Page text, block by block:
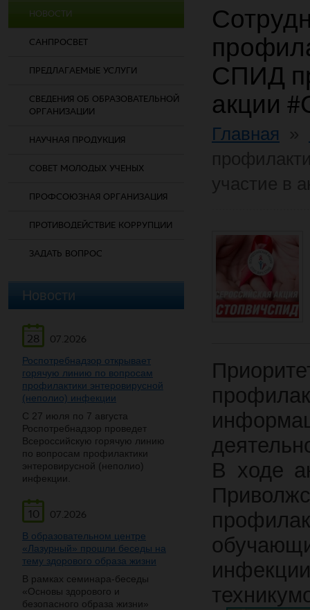
НОВОСТИ
САНПРОСВЕТ
ПРЕДЛАГАЕМЫЕ УСЛУГИ
СВЕДЕНИЯ ОБ ОБРАЗОВАТЕЛЬНОЙ
ОРГАНИЗАЦИИ
НАУЧНАЯ ПРОДУКЦИЯ
СОВЕТ МОЛОДЫХ УЧЕНЫХ
ПРОФСОЮЗНАЯ ОРГАНИЗАЦИЯ
ПРОТИВОДЕЙСТВИЕ КОРРУПЦИИ
ЗАДАТЬ ВОПРОС
Новости
28
07.2026
Роспотребнадзор открывает
горячую линию по вопросам
профилактики энтеровирусной
(неполио) инфекции
С 27 июля по 7 августа
Роспотребнадзор проведет
Всероссийскую горячую линию
по вопросам профилактики
энтеровирусной (неполио)
инфекции.
10
07.2026
В образовательном центре
«Лазурный» прошли беседы на
тему здорового образа жизни
В рамках семинара-беседы
«Основы здорового и
безопасного образа жизни»
СПИД
акции
Главная
В ходе